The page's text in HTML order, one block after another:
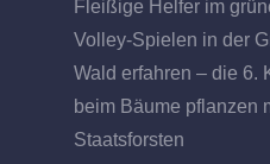
Fleißige Helfer im
Volley-Spielen in der
Wald erfahren – die 6.
beim Bäume pflanzen
Staatsforsten